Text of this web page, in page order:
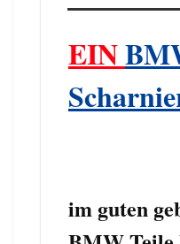
EIN
im guten